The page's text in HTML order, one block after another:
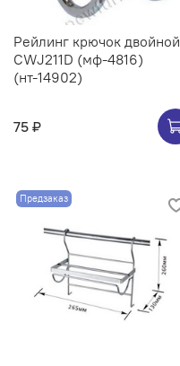
Рейлинг крючок двойной
CWJ211D (мф-4816)
(нт-14902)
75 ₽
Предзаказ